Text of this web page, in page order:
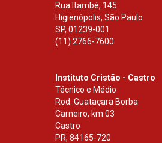
Rua Itambé, 145
Higienópolis, São Paulo
SP, 01239-001
(11) 2766-7600
Instituto Cristão - Castro
Técnico e Médio
Rod. Guataçara Borba
Carneiro, km 03
Castro
PR, 84165-720